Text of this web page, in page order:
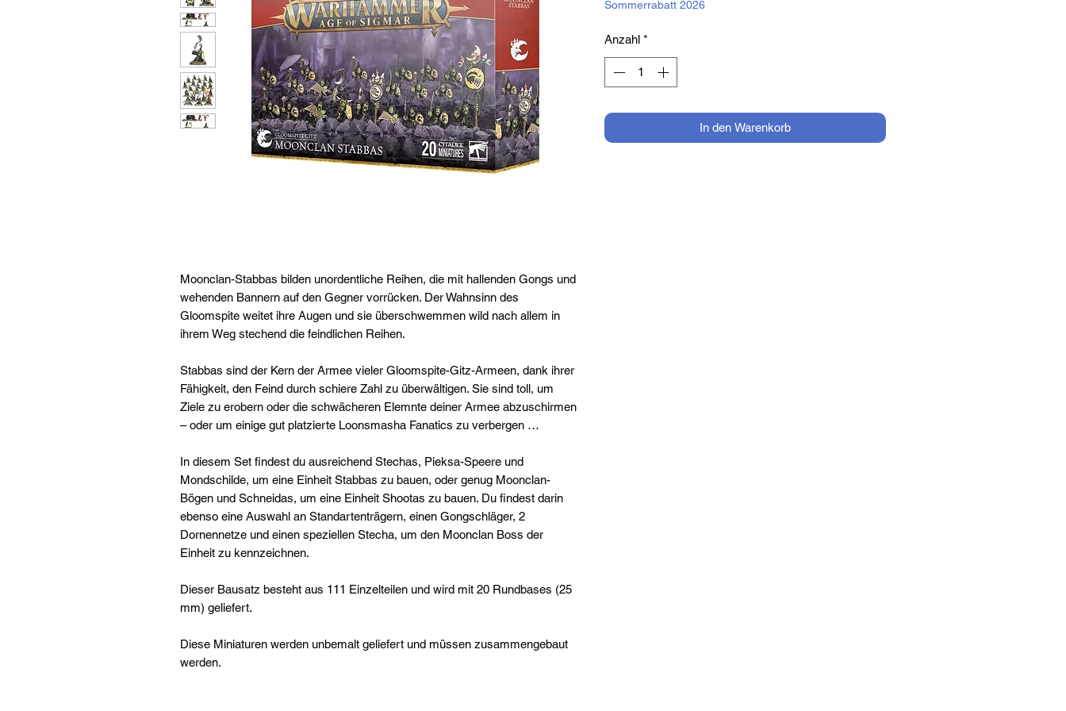
Moonclan-Stabbas bilden unordentliche Reihen, die mit hallenden Gongs und
wehenden Bannern auf den Gegner vorrücken. Der Wahnsinn des
Gloomspite weitet ihre Augen und sie überschwemmen wild nach allem in
ihrem Weg stechend die feindlichen Reihen.
Stabbas sind der Kern der Armee vieler Gloomspite-Gitz-Armeen, dank ihrer
Fähigkeit, den Feind durch schiere Zahl zu überwältigen. Sie sind toll, um
Ziele zu erobern oder die schwächeren Elemnte deiner Armee abzuschirmen
– oder um einige gut platzierte Loonsmasha Fanatics zu verbergen …
In diesem Set findest du ausreichend Stechas, Pieksa-Speere und
Mondschilde, um eine Einheit Stabbas zu bauen, oder genug Moonclan-
Bögen und Schneidas, um eine Einheit Shootas zu bauen. Du findest darin
ebenso eine Auswahl an Standartenträgern, einen Gongschläger, 2
Dornennetze und einen speziellen Stecha, um den Moonclan Boss der
Einheit zu kennzeichnen.
Dieser Bausatz besteht aus 111 Einzelteilen und wird mit 20 Rundbases (25
mm) geliefert.
Diese Miniaturen werden unbemalt geliefert und müssen zusammengebaut
werden.
Sommerrabatt 2026
Anzahl *
In den Warenkorb